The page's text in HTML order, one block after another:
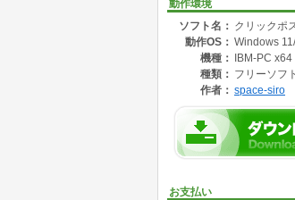
動作環境
ソフト名： クリックポ
動作OS： Windows
機種：
IBM-PC x64
種類： フリーソフ
作者： space-siro
お支払い